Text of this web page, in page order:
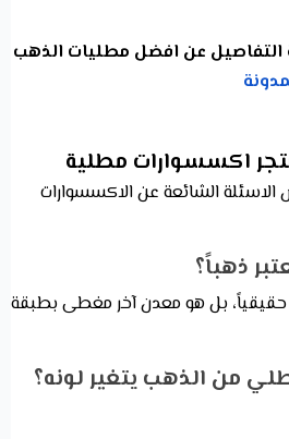
عن افضل مطليات الذهب
اكسسوارات مطلية
الاسئلة الشائعة عن الاكسسوارات
ذهباً؟
بل هو معدن آخر مغطى بطبقة
من الذهب يتغير لونه؟